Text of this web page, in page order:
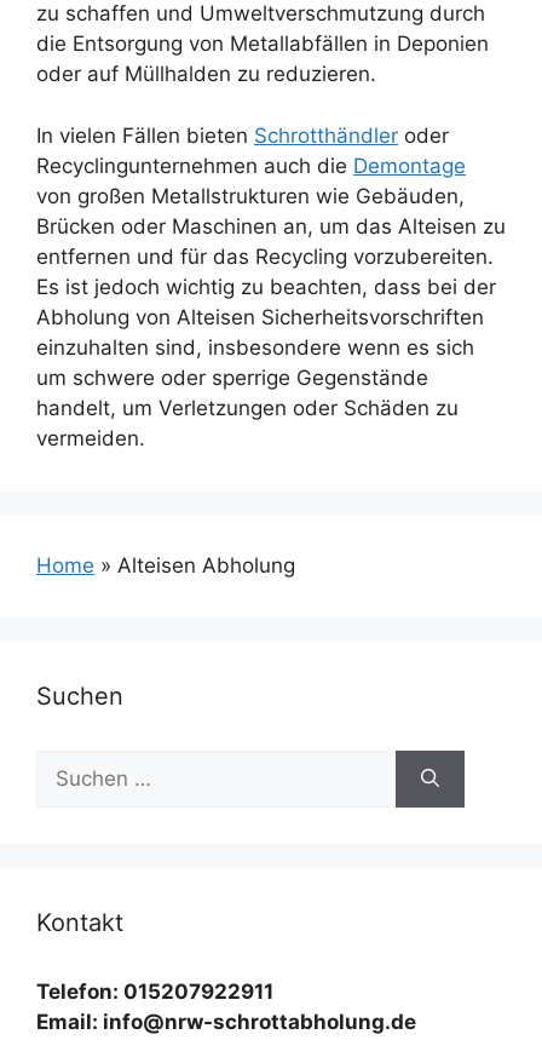
zu schaffen und Umweltverschmutzung durch
die Entsorgung von Metallabfällen in Deponien
oder auf Müllhalden zu reduzieren.
In vielen Fällen bieten Schrotthändler oder
Recyclingunternehmen auch die Demontage
von großen Metallstrukturen wie Gebäuden,
Brücken oder Maschinen an, um das Alteisen zu
entfernen und für das Recycling vorzubereiten.
Es ist jedoch wichtig zu beachten, dass bei der
Abholung von Alteisen Sicherheitsvorschriften
einzuhalten sind, insbesondere wenn es sich
um schwere oder sperrige Gegenstände
handelt, um Verletzungen oder Schäden zu
vermeiden.
Home » Alteisen Abholung
Suchen
nach:
Kontakt
Telefon: 015207922911
Email: info@nrw-schrottabholung.de